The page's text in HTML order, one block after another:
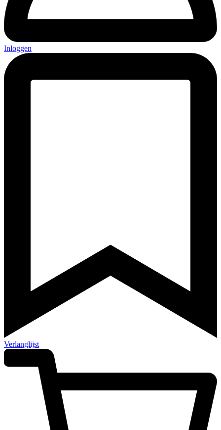
Inloggen
Verlanglijst